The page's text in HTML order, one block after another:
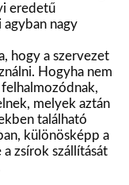
eredetű
nagy
hogy a szervezet
Hogyha nem
melyek aztán
található
különösképp a
zsírok szállítását